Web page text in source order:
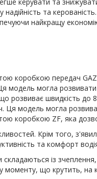
та
найкращу
коробкою передач
модель могла
розвиває швидкість до
Ця модель могла
коробкою ZF, яка
Крім того,
та комфорт
із
що крутить, на